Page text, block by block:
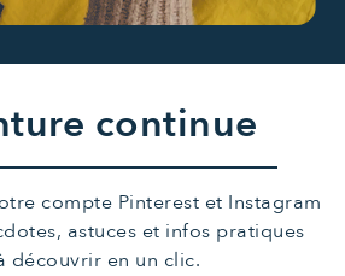
continue
compte Pinterest et Instagram
astuces et infos pratiques
découvrir en un clic.